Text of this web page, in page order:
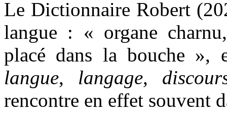
Le Dictionnaire Robert
langue : « organe
placé dans la bouche »,
langue, langage,
rencontre en effet souvent